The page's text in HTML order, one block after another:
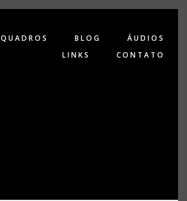
QUADROS BLOG
ÁUDIOS
LINKS
CONTATO